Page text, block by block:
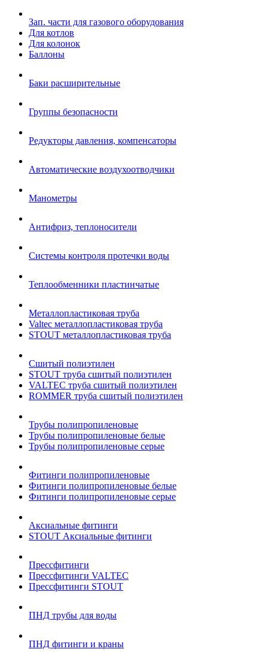
Зап. части для газового оборудования
Для котлов
Для колонок
Баллоны
Баки расширительные
Группы безопасности
Редукторы давления, компенсаторы
Автоматические воздухоотводчики
Манометры
Антифриз, теплоносители
Системы контроля протечки воды
Теплообменники пластинчатые
Металлопластиковая труба
Valtec металлопластиковая труба
STOUT металлопластиковая труба
Сшитый полиэтилен
STOUT труба сшитый полиэтилен
VALTEC труба сшитый полиэтилен
ROMMER труба сшитый полиэтилен
Трубы полипропиленовые
Трубы полипропиленовые белые
Трубы полипропиленовые серые
Фитинги полипропиленовые
Фитинги полипропиленовые белые
Фитинги полипропиленовые серые
Аксиальные фитинги
STOUT Аксиальные фитинги
Прессфитинги
Прессфитинги VALTEC
Прессфитинги STOUT
ПНД трубы для воды
ПНД фитинги и краны